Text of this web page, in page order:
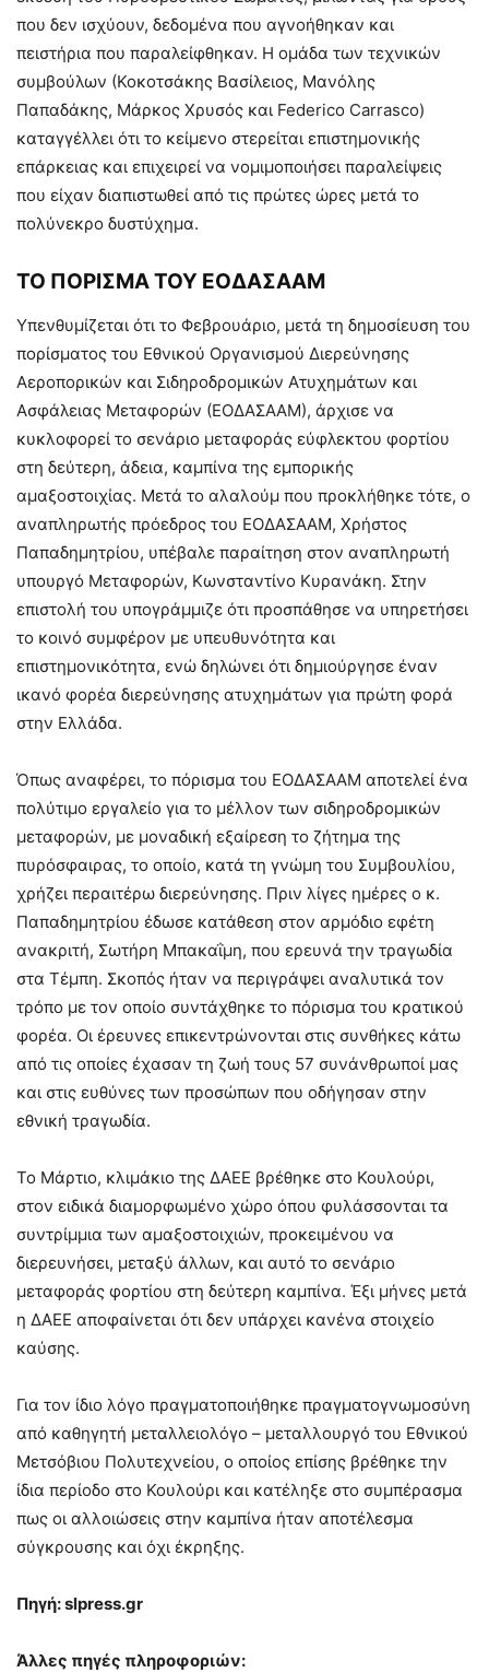
που δεν ισχύουν, δεδομένα που αγνοήθηκαν και
πειστήρια που παραλείφθηκαν. Η ομάδα των τεχνικών
συμβούλων (Κοκοτσάκης Βασίλειος, Μανόλης
Παπαδάκης, Μάρκος Χρυσός και Federico Carrasco)
καταγγέλλει ότι το κείμενο στερείται επιστημονικής
επάρκειας και επιχειρεί να νομιμοποιήσει παραλείψεις
που είχαν διαπιστωθεί από τις πρώτες ώρες μετά το
πολύνεκρο δυστύχημα.
ΤΟ ΠΟΡΙΣΜΑ ΤΟΥ ΕΟΔΑΣΑΑΜ
Υπενθυμίζεται ότι το Φεβρουάριο, μετά τη δημοσίευση του
πορίσματος του Εθνικού Οργανισμού Διερεύνησης
Αεροπορικών και Σιδηροδρομικών Ατυχημάτων και
Ασφάλειας Μεταφορών (ΕΟΔΑΣΑΑΜ), άρχισε να
κυκλοφορεί το σενάριο μεταφοράς εύφλεκτου φορτίου
στη δεύτερη, άδεια, καμπίνα της εμπορικής
αμαξοστοιχίας. Μετά το αλαλούμ που προκλήθηκε τότε, ο
αναπληρωτής πρόεδρος του ΕΟΔΑΣΑΑΜ, Χρήστος
Παπαδημητρίου, υπέβαλε παραίτηση στον αναπληρωτή
υπουργό Μεταφορών, Κωνσταντίνο Κυρανάκη. Στην
επιστολή του υπογράμμιζε ότι προσπάθησε να υπηρετήσει
το κοινό συμφέρον με υπευθυνότητα και
επιστημονικότητα, ενώ δηλώνει ότι δημιούργησε έναν
ικανό φορέα διερεύνησης ατυχημάτων για πρώτη φορά
στην Ελλάδα.
Όπως αναφέρει, το πόρισμα του ΕΟΔΑΣΑΑΜ αποτελεί ένα
πολύτιμο εργαλείο για το μέλλον των σιδηροδρομικών
μεταφορών, με μοναδική εξαίρεση το ζήτημα της
πυρόσφαιρας, το οποίο, κατά τη γνώμη του Συμβουλίου,
χρήζει περαιτέρω διερεύνησης. Πριν λίγες ημέρες ο κ.
Παπαδημητρίου έδωσε κατάθεση στον αρμόδιο εφέτη
ανακριτή, Σωτήρη Μπακαΐμη, που ερευνά την τραγωδία
στα Τέμπη. Σκοπός ήταν να περιγράψει αναλυτικά τον
τρόπο με τον οποίο συντάχθηκε το πόρισμα του κρατικού
φορέα. Οι έρευνες επικεντρώνονται στις συνθήκες κάτω
από τις οποίες έχασαν τη ζωή τους 57 συνάνθρωποί μας
και στις ευθύνες των προσώπων που οδήγησαν στην
εθνική τραγωδία.
Το Μάρτιο, κλιμάκιο της ΔΑΕΕ βρέθηκε στο Κουλούρι,
στον ειδικά διαμορφωμένο χώρο όπου φυλάσσονται τα
συντρίμμια των αμαξοστοιχιών, προκειμένου να
διερευνήσει, μεταξύ άλλων, και αυτό το σενάριο
μεταφοράς φορτίου στη δεύτερη καμπίνα. Έξι μήνες μετά
η ΔΑΕΕ αποφαίνεται ότι δεν υπάρχει κανένα στοιχείο
καύσης.
Για τον ίδιο λόγο πραγματοποιήθηκε πραγματογνωμοσύνη
από καθηγητή μεταλλειολόγο – μεταλλουργό του Εθνικού
Μετσόβιου Πολυτεχνείου, ο οποίος επίσης βρέθηκε την
ίδια περίοδο στο Κουλούρι και κατέληξε στο συμπέρασμα
πως οι αλλοιώσεις στην καμπίνα ήταν αποτέλεσμα
σύγκρουσης και όχι έκρηξης.
Πηγή: slpress.gr
Άλλες πηγές πληροφοριών: